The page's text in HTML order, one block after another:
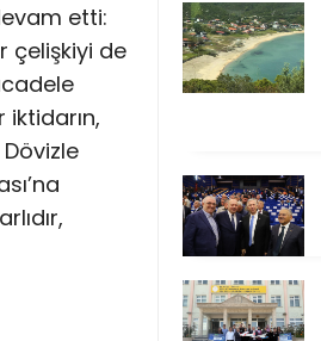
etti:
çelişkiyi de